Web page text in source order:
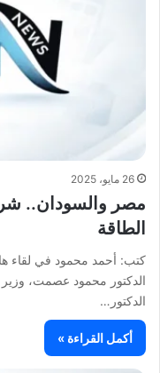
26 مايو، 2025
مصر والسودان..
الطاقة
كتب: أحمد محمود في لقاء
الدكتور محمود عصمت، وزير
الدكتور…
أكمل القراءة »